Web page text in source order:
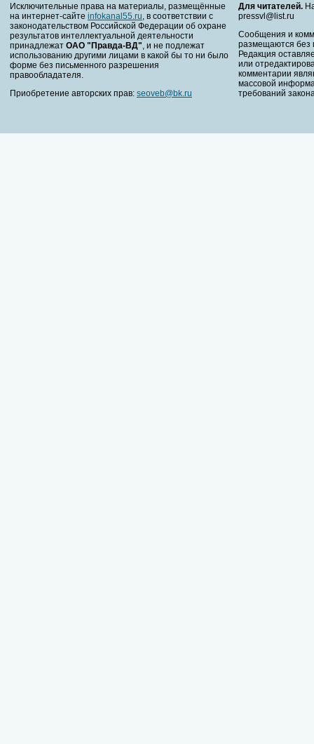
Исключительные права на материалы, размещённые
на интернет-сайте infokanal55.ru , в соответствии с
законодательством Российской Федерации об охране
результатов интеллектуальной деятельности
принадлежат ОАО "Правда-ВД" , и не подлежат
использованию другими лицами в какой бы то ни было
форме без письменного разрешения
правообладателя.
Приобретение авторских прав: seoveb@bk.ru
Для читателей.
pressvl@list.ru
Сообщения и
размещаются без
Редакция
или
комментарии
массовой
требований